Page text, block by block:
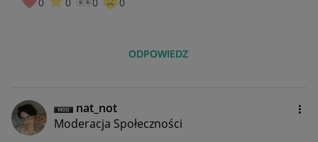
ODPOWIEDZ
nat_not
Moderacja Społeczności